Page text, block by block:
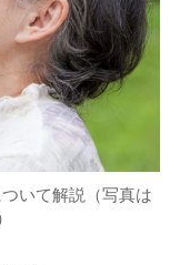
いて解説（写真は